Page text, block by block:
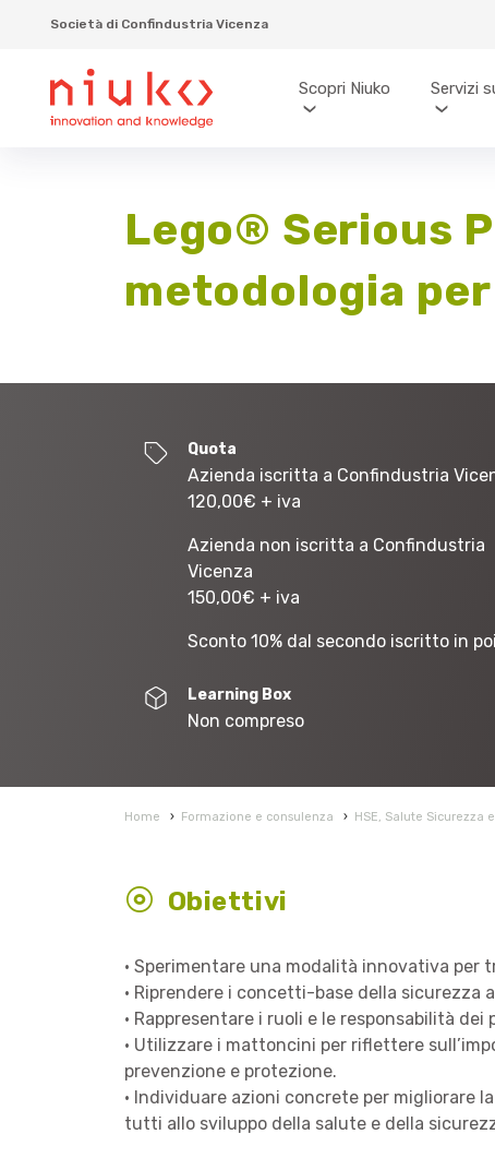
Società di Confindustria Vicenza
Scopri Niuko Servizi
Lego® Serious
metodologia
Quota
Azienda iscritta a Confindustria
120,00€ + iva
Azienda non iscritta a Confindustria
Vicenza
150,00€ + iva
Sconto 10% dal secondo iscritto in poi
Learning Box
Non compreso
Home › Formazione e consulenza › HSE, Salute Sicurezza
Obiettivi
• Sperimentare una modalità innovativa per
• Riprendere i concetti-base della sicurezza
• Rappresentare i ruoli e le responsabilità
• Utilizzare i mattoncini per riflettere
prevenzione e protezione.
• Individuare azioni concrete per migliorare
tutti allo sviluppo della salute e della